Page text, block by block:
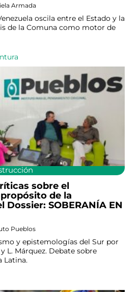
Armada
oscila entre el Estado y la
de la Comuna como motor de
sobre el
de la
Dossier: SOBERANÍA EN
Pueblos
y epistemologías del Sur por
L. Márquez. Debate sobre
Latina.